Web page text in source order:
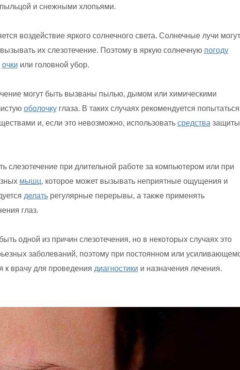
и снежными хлопьями.
воздействие яркого солнечного света. Солнечные лучи могут
их слезотечение. Поэтому в яркую солнечную погоду
очки или головной убор.
могут быть вызваны пылью, дымом или химическими
оболочкуглаза. В таких случаях рекомендуется попытаться
и, если это невозможно, использовать средства
слезотечение при длительной работе за компьютером или при
мышц, которое может вызывать неприятные ощущения и
делатьрегулярные перерывы, а также применять
глаз.
одной из причин слезотечения, но в некоторых случаях это
заболеваний, поэтому при постоянном или
к врачу для проведения диагностики и назначения лечения.